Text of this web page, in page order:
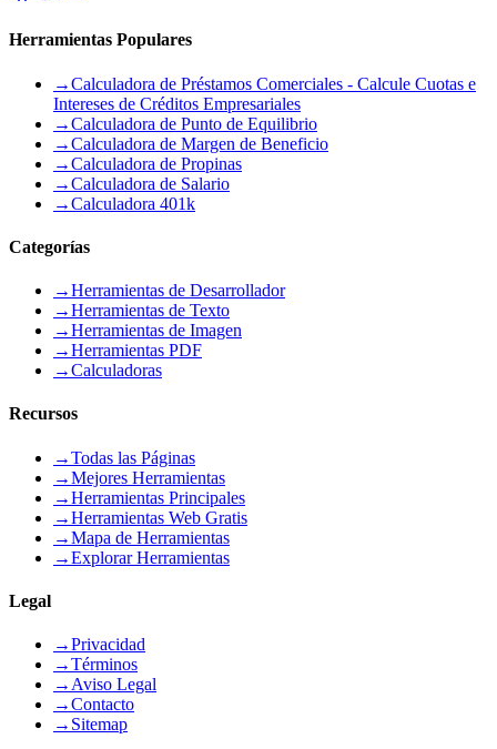
Herramientas Populares
→Calculadora de Préstamos Comerciales - Calcule Cuotas e
Intereses de Créditos Empresariales
→Calculadora de Punto de Equilibrio
→Calculadora de Margen de Beneficio
→Calculadora de Propinas
→Calculadora de Salario
→Calculadora 401k
Categorías
→Herramientas de Desarrollador
→Herramientas de Texto
→Herramientas de Imagen
→Herramientas PDF
→Calculadoras
Recursos
→Todas las Páginas
→Mejores Herramientas
→Herramientas Principales
→Herramientas Web Gratis
→Mapa de Herramientas
→Explorar Herramientas
Legal
→Privacidad
→Términos
→ Aviso Legal
→Contacto
→ Sitemap